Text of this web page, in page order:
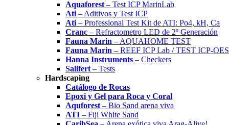
Aquaforest – Test ICP MarinLab
Ati – Aditivos y Test ICP
Ati – Professional Test Kit de ATI: Po4, kH, Ca
Cranc – Refractometro LED de 2º Generación
Fauna Marin – AQUAHOME TEST
Fauna Marin – REEF ICP Lab / TEST ICP-OES
Hanna Instruments – Checkers
Salifert – Tests
Hardscaping
Catálogo de Rocas
Epoxi y Gel para Roca y Coral
Aquforest – Bio Sand arena viva
ATI – Fiji White Sand